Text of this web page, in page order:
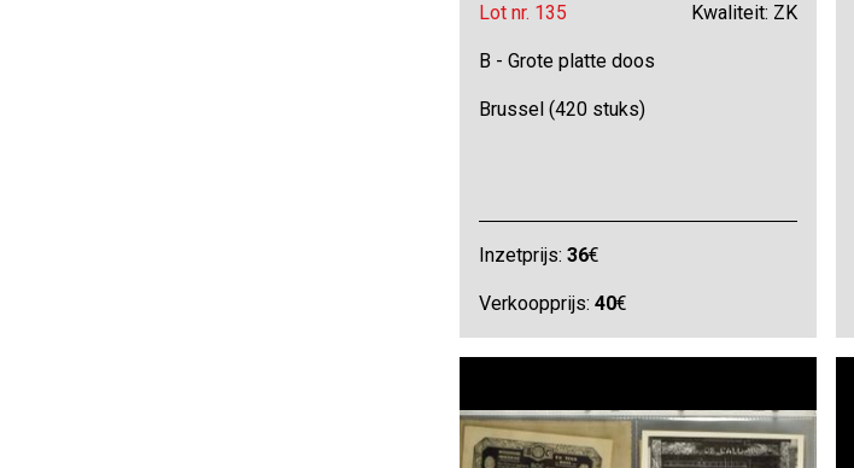
Lot nr. 135 Kwaliteit: ZK
B - Grote platte doos
Brussel (420 stuks)
Inzetprijs:36€
Verkoopprijs:40€